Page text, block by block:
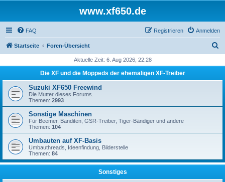
www.xf650.de
FAQ Anmelden
Registrieren
Startseite Foren-Übersicht
h
Aktuelle Zeit: 6. Aug 2026, 22:28
Die XF und die Moppeds der ehemaligen XF-Treiber
Suzuki XF650 Freewind
Die Mutter dieses Forums.
Themen: 2993
Sonstige Maschinen
Für Beemer, Banditen, GSR-Treiber, Tiger-Bändiger und andere
Themen: 104
Umbauten auf XF-Basis
Umbauthreads, Ideenfindung, Bilderstelle
Themen: 84
Sonstiges